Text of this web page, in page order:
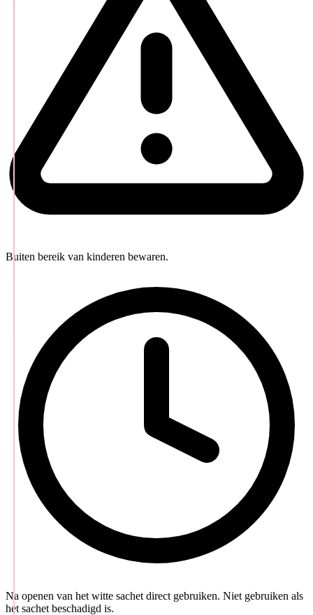
Buiten bereik van kinderen bewaren.
Na openen van het witte sachet direct gebruiken. Niet gebruiken als
het sachet beschadigd is.